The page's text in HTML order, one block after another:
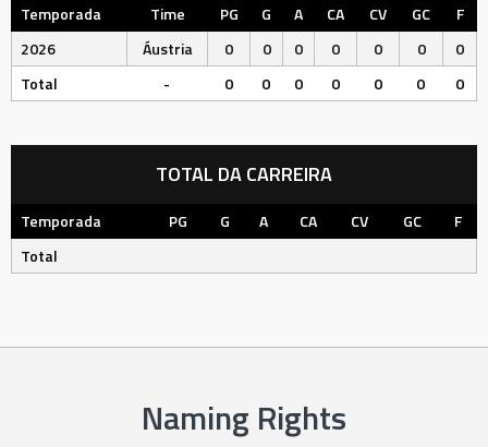
Temporada Time PG G A CA CV GC
F
2026
Áustria 0 0 0 0 0 0
0
Total
- 0 0 0 0 0 0 0
TOTAL DA CARREIRA
Temporada PG G A CA CV GC
F
Total
Naming Rights